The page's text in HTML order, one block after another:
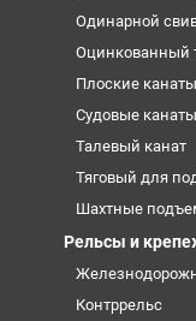
Одинарной
Оцинкованный
Плоские
Судовые канаты
Талевый канат
Тяговый для
Шахтные
Рельсы и
Контррельс